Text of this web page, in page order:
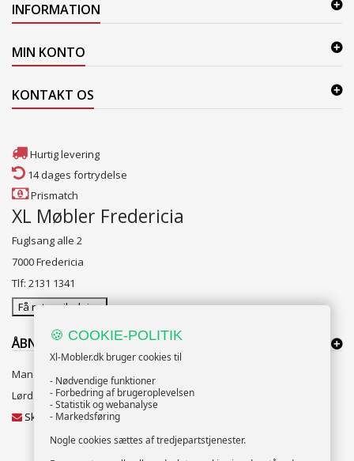
INFORMATION
MIN KONTO
KONTAKT OS
Hurtig levering
14 dages fortrydelse
Prismatch
XL Møbler Fredericia
Fuglsang alle 2
7000 Fredericia
Tlf: 2131 1341
Få rutevejledning
ÅBNINGSTIDER:
Mandag til Fredag 10:00 til 18:00
Lørdag og Søndag 10:00 til 16:00
Skriv til vores kundeservice
🍪 COOKIE-POLITIK
Xl-Mobler.dk bruger cookies til
- Nødvendige funktioner
- Forbedring af brugeroplevelsen
- Statistik og webanalyse
- Markedsføring
Nogle cookies sættes af tredjepartstjenester.